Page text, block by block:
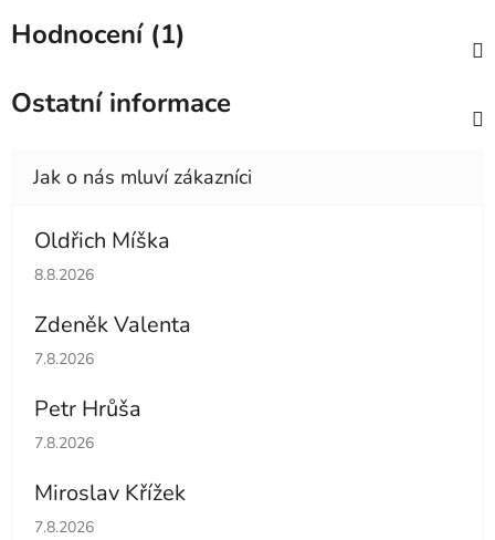
Hodnocení (1)
Ostatní informace
Oldřich Míška
Hodnocení obchodu je 5 z 5 hvězdiček.
8.8.2026
Zdeněk Valenta
Hodnocení obchodu je 5 z 5 hvězdiček.
7.8.2026
Petr Hrůša
Hodnocení obchodu je 5 z 5 hvězdiček.
7.8.2026
Miroslav Křížek
Hodnocení obchodu je 5 z 5 hvězdiček.
7.8.2026